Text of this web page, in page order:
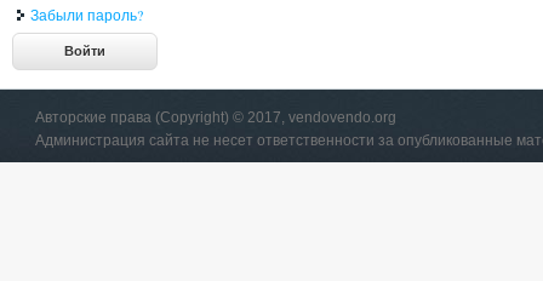
Забыли пароль?
Авторские права (Copyright) © 2017, vendovendo.org
Администрация сайта не несет ответственности за опубликованные